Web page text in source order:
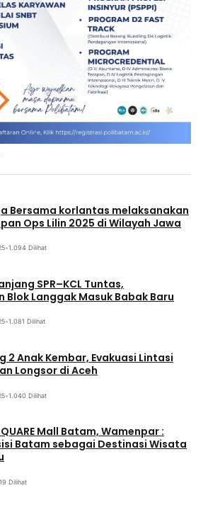
Bersama korlantas melaksanakan
Ops Lilin 2025 di Wilayah Jawa
•1.094 Dilihat
SPR–KCL Tuntas,
Blok Langgak Masuk Babak Baru
•1.081 Dilihat
2 Anak Kembar, Evakuasi Lintasi
Longsor di Aceh
•1.040 Dilihat
Mall Batam, Wamenpar :
Batam sebagai Destinasi Wisata
Dilihat